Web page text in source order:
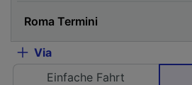
Via
Einfache Fahrt